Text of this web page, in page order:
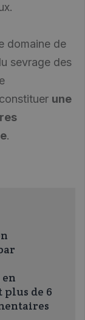
domaine de
sevrage des
une
.
plus de 6